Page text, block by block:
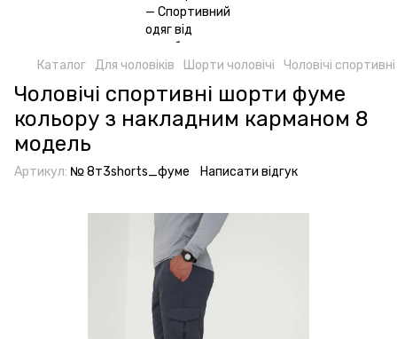
Каталог Для чоловіків Шорти чоловічі Чоловічі
Чоловічі спортивні шорти фуме
кольору з накладним карманом 8
модель
Артикул: № 8т3shorts_фуме Написати відгук